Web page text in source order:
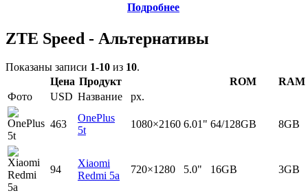
Подробнее
ZTE Speed - Альтернативы
Показаны записи 1-10 из 10.
Цена Продукт ROM
RAM
Фото
USD Название px.
463
OnePlus
5t
1080×2160 6.01" 64/128GB 8GB
94
Xiaomi
Redmi 5a
720×1280 5.0" 16GB 3GB